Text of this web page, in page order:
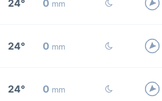
24° 0 mm
24° 0 mm
24° 0 mm